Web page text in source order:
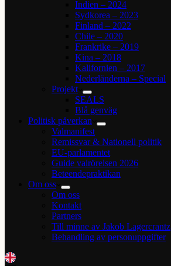
Indien – 2024
Sydkorea – 2023
Finland – 2022
Chile – 2020
Frankrike – 2019
Kina – 2018
Kalifornien – 2017
Nederländerna – Special
Projekt
SEALS
Blå genväg
Politisk påverkan
Valmanifest
Remissvar & Nationell politik
EU-parlamentet
Guide valrörelsen 2026
Beteendepraktikan
Om oss
Om oss
Kontakt
Partners
Till minne av Jakob Lagercrantz
Behandling av personuppgifter